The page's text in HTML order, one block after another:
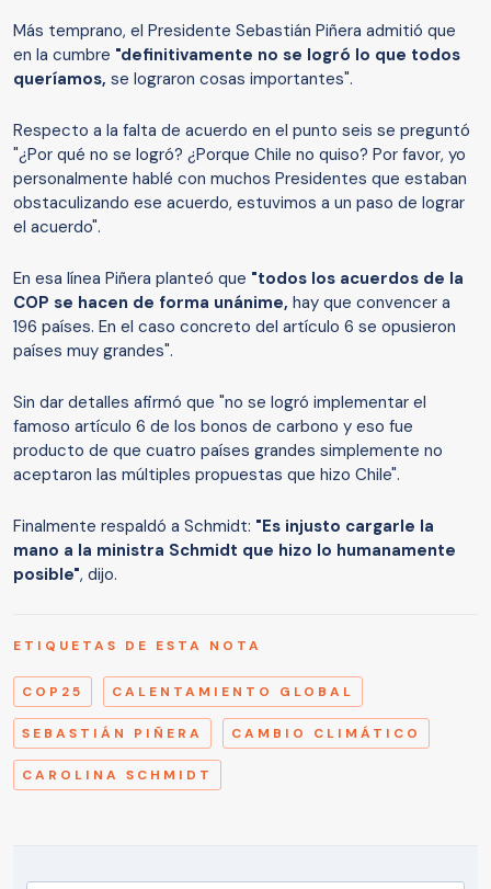
Más temprano, el Presidente Sebastián Piñera admitió que
en la cumbre "definitivamente no se logró lo que todos
queríamos, se lograron cosas importantes".
Respecto a la falta de acuerdo en el punto seis se preguntó
"¿Por qué no se logró? ¿Porque Chile no quiso? Por favor, yo
personalmente hablé con muchos Presidentes que estaban
obstaculizando ese acuerdo, estuvimos a un paso de lograr
el acuerdo".
En esa línea Piñera planteó que "todos los acuerdos de la
COP se hacen de forma unánime, hay que convencer a
196 países. En el caso concreto del artículo 6 se opusieron
países muy grandes".
Sin dar detalles afirmó que "no se logró implementar el
famoso artículo 6 de los bonos de carbono y eso fue
producto de que cuatro países grandes simplemente no
aceptaron las múltiples propuestas que hizo Chile".
Finalmente respaldó a Schmidt: "Es injusto cargarle la
mano a la ministra Schmidt que hizo lo humanamente
posible", dijo.
ETIQUETAS DE ESTA NOTA
COP25 CALENTAMIENTO GLOBAL
SEBASTIÁN PIÑERA CAMBIO CLIMÁTICO
CAROLINA SCHMIDT